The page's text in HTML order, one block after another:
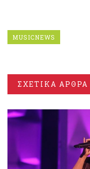
MUSICNEWS
ΣΧΕΤΙΚΑ ΑΡΘΡΑ